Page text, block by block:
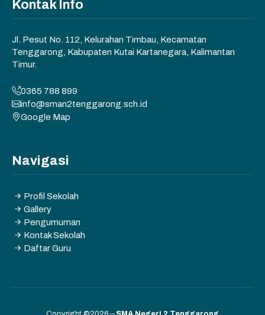
Kontak Info
Jl. Pesut No. 112, Kelurahan Timbau, Kecamatan
Tenggarong, Kabupaten Kutai Kartanegara, Kalimantan
Timur.
0365 788 899
info@sman2tenggarong.sch.id
Google Map
Navigasi
Profil Sekolah
Gallery
Pengumuman
Kontak Sekolah
Daftar Guru